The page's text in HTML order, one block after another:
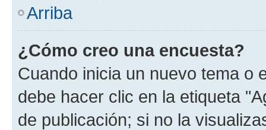
Arriba
¿Cómo creo una encuesta?
Cuando inicia un nuevo tema o
debe hacer clic en la etiqueta
de publicación; si no la